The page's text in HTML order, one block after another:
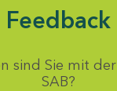
Feedback
sind Sie mit
SAB?